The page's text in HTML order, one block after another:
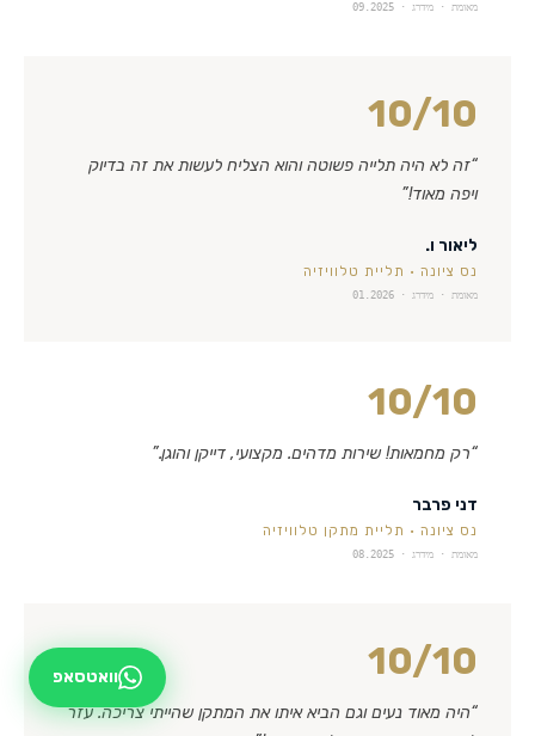
מאומת · מידרג · 09.2025
10/10
“זה לא היה תלייה פשוטה והוא הצליח לעשות את זה בדיוק
ויפה מאוד!”
ליאור ו.
נס ציונה · תליית טלוויזיה
מאומת · מידרג · 01.2026
10/10
“רק מחמאות! שירות מדהים. מקצועי, דייקן והוגן.”
דני פרבר
נס ציונה · תליית מתקן טלוויזיה
מאומת · מידרג · 08.2025
10/10
“היה מאוד נעים וגם הביא איתו את המתקן שהייתי צריכה. עזר
וואטסאפ